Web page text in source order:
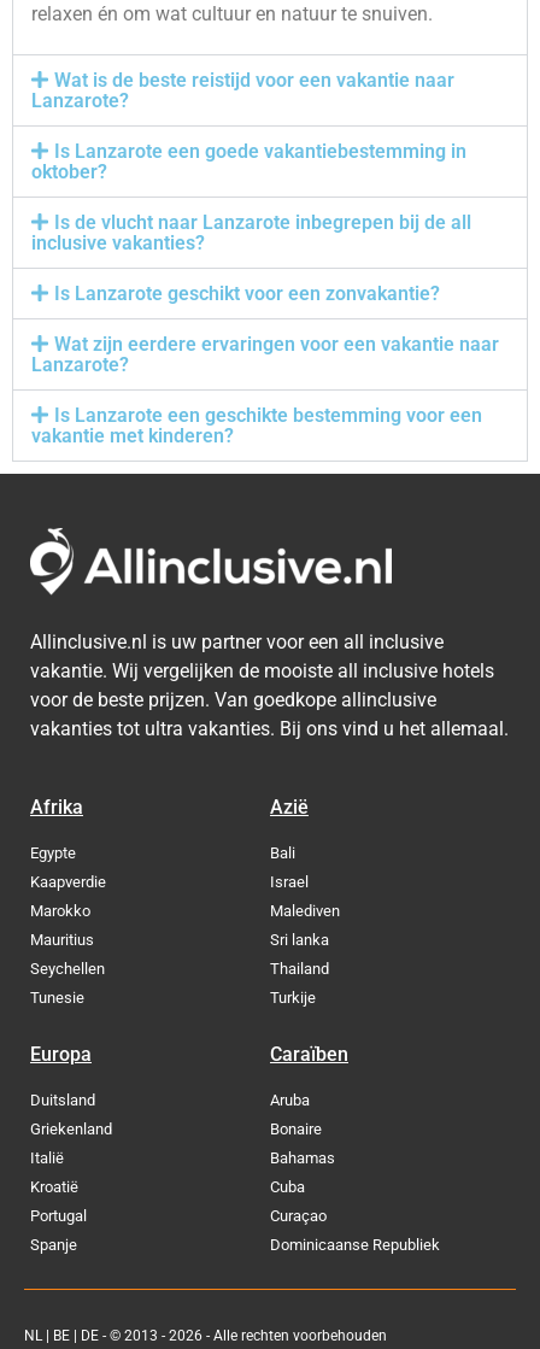
relaxen én om wat cultuur en natuur te snuiven.
Wat is de beste reistijd voor een vakantie naar
Lanzarote?
Is Lanzarote een goede vakantiebestemming in
oktober?
Is de vlucht naar Lanzarote inbegrepen bij de all
inclusive vakanties?
Is Lanzarote geschikt voor een zonvakantie?
Wat zijn eerdere ervaringen voor een vakantie naar
Lanzarote?
Is Lanzarote een geschikte bestemming voor een
vakantie met kinderen?
Allinclusive.nl is uw partner voor een all inclusive
vakantie. Wij vergelijken de mooiste all inclusive hotels
voor de beste prijzen. Van goedkope allinclusive
vakanties tot ultra vakanties. Bij ons vind u het allemaal.
Afrika
Egypte
Kaapverdie
Marokko
Mauritius
Seychellen
Tunesie
Azië
Bali
Israel
Malediven
Sri lanka
Thailand
Turkije
Europa
Duitsland
Griekenland
Italië
Kroatië
Portugal
Spanje
Caraïben
Aruba
Bonaire
Bahamas
Cuba
Curaçao
Dominicaanse Republiek
NL | BE | DE - © 2013 - 2026 - Alle rechten voorbehouden